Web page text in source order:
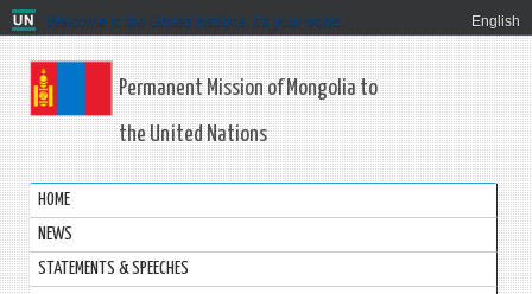
Welcome to the United Nations. It's your world. English
Permanent Mission of Mongolia to
the United Nations
HOME
NEWS
STATEMENTS & SPEECHES